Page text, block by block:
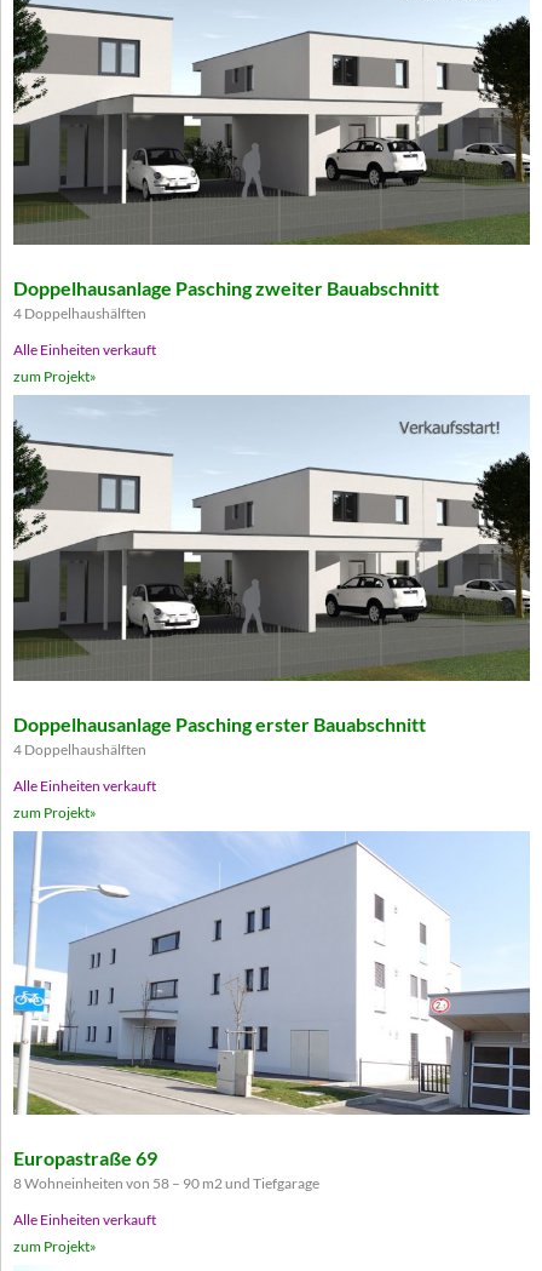
Doppelhausanlage Pasching zweiter Bauabschnitt
4 Doppelhaushälften
Alle Einheiten verkauft
zum Projekt»
Doppelhausanlage Pasching erster Bauabschnitt
4 Doppelhaushälften
Alle Einheiten verkauft
zum Projekt»
Europastraße 69
8 Wohneinheiten von 58 – 90 m2 und Tiefgarage
Alle Einheiten verkauft
zum Projekt»